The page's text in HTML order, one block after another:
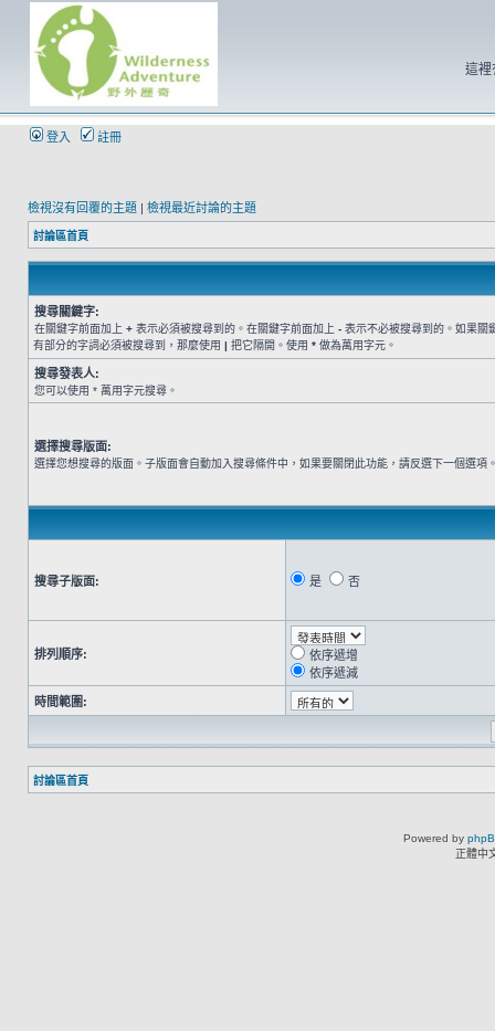
這裡
登入 註冊
檢視沒有回覆的主題 | 檢視最近討論的主題
討論區首頁
搜尋關鍵字:
在關鍵字前面加上 + 表示必須被搜尋到的。在關鍵字前面加上 - 表示不必被搜尋到的。如果關
有部分的字詞必須被搜尋到，那麼使用 | 把它隔開。使用 * 做為萬用字元。
搜尋發表人:
您可以使用 * 萬用字元搜尋。
選擇搜尋版面:
選擇您想搜尋的版面。子版面會自動加入搜尋條件中，如果要關閉此功能，請反選下一個選項
搜尋子版面: 是 否
排列順序:
依序遞增
依序遞減
時間範圍:
討論區首頁
Powered by
正體中